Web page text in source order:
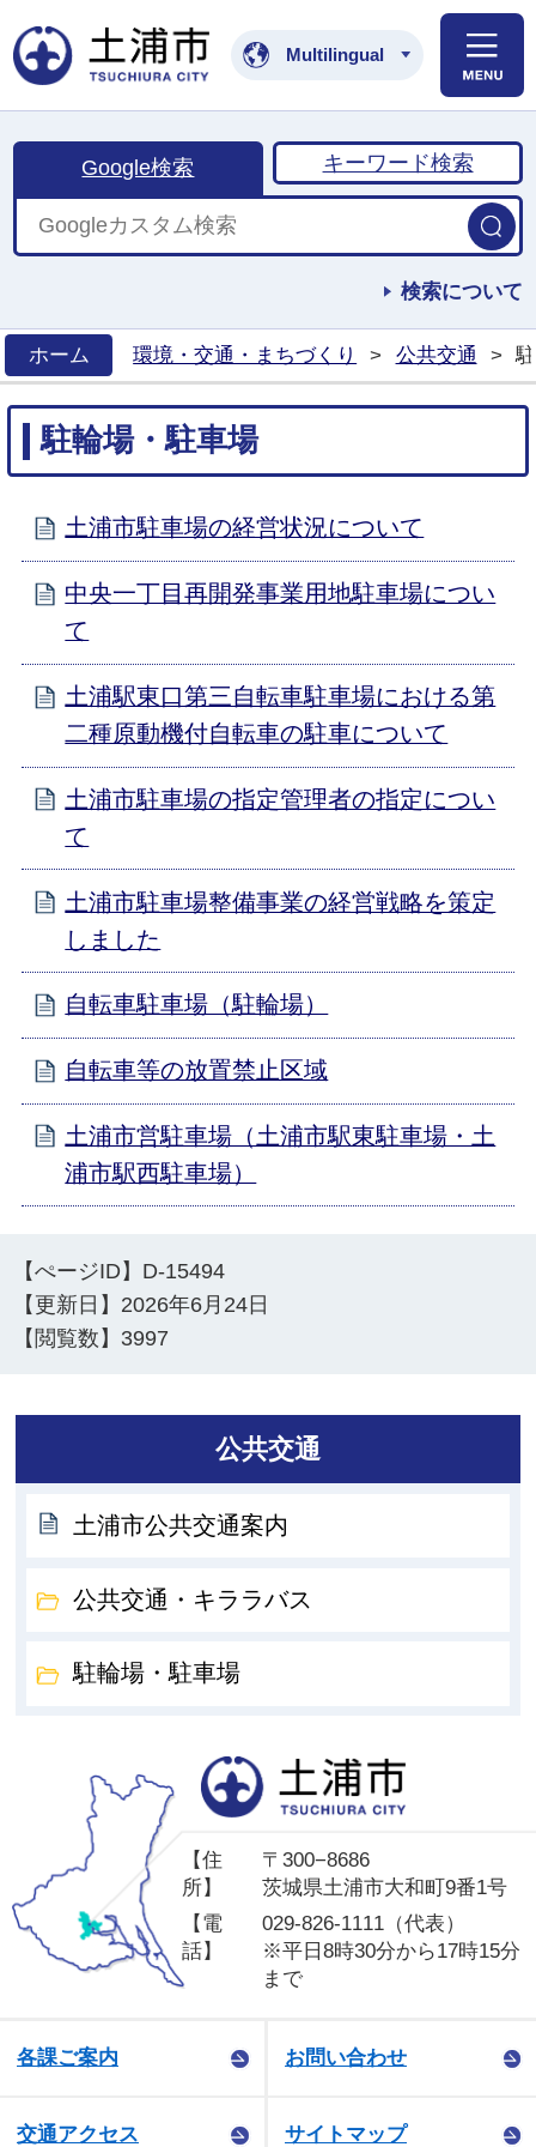
土浦市公式ホームペ
Multilingual
Google検索 キーワード検索
検索について
ホーム
環境・交通・まちづくり > 公共交通 >
駐輪場・駐車場
土浦市駐車場の経営状況について
中央一丁目再開発事業用地駐車場につい
て
土浦駅東口第三自転車駐車場における第
二種原動機付自転車の駐車について
土浦市駐車場の指定管理者の指定につい
て
土浦市駐車場整備事業の経営戦略を策定
しました
自転車駐車場（駐輪場）
自転車等の放置禁止区域
土浦市営駐車場（土浦市駅東駐車場・土
浦市駅西駐車場）
【ぺージID】 D-15494
【更新日】 2026年6月24日
【閲覧数】 3997
公共交通
土浦市公共交通案内
公共交通・キララバス
駐輪場・駐車場
【住
所】
〒300−8686
茨城県土浦市大和町9番1号
【電
話】
029-826-1111（代表）
※平日8時30分から17時15分
まで
各課ご案内 お問い合わせ
交通アクセス サイトマップ